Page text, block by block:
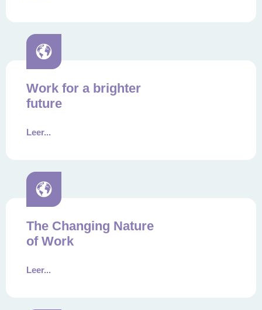
Work for a brighter
future
Leer...
The Changing Nature
of Work
Leer...